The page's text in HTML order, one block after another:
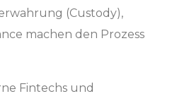
(Custody),
machen den Prozess
Fintechs und